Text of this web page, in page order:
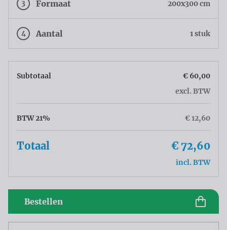
3 Formaat 200x300 cm
4 Aantal 1 stuk
Subtotaal
€ 60,00
excl. BTW
BTW 21% € 12,60
Totaal € 72,60
incl. BTW
Bestellen